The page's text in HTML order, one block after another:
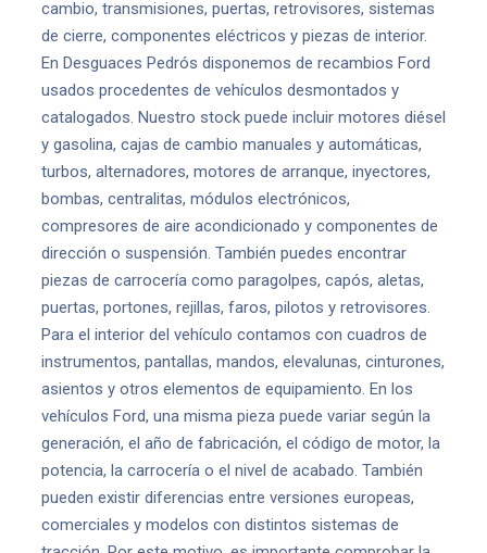
cambio, transmisiones, puertas, retrovisores, sistemas
de cierre, componentes eléctricos y piezas de interior.
En Desguaces Pedrós disponemos de recambios Ford
usados procedentes de vehículos desmontados y
catalogados. Nuestro stock puede incluir motores diésel
y gasolina, cajas de cambio manuales y automáticas,
turbos, alternadores, motores de arranque, inyectores,
bombas, centralitas, módulos electrónicos,
compresores de aire acondicionado y componentes de
dirección o suspensión. También puedes encontrar
piezas de carrocería como paragolpes, capós, aletas,
puertas, portones, rejillas, faros, pilotos y retrovisores.
Para el interior del vehículo contamos con cuadros de
instrumentos, pantallas, mandos, elevalunas, cinturones,
asientos y otros elementos de equipamiento. En los
vehículos Ford, una misma pieza puede variar según la
generación, el año de fabricación, el código de motor, la
potencia, la carrocería o el nivel de acabado. También
pueden existir diferencias entre versiones europeas,
comerciales y modelos con distintos sistemas de